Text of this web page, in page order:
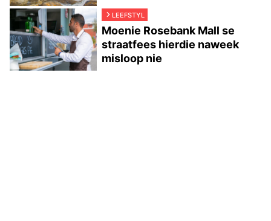
LEEFSTYL
Moenie Rosebank Mall se
straatfees hierdie naweek
misloop nie